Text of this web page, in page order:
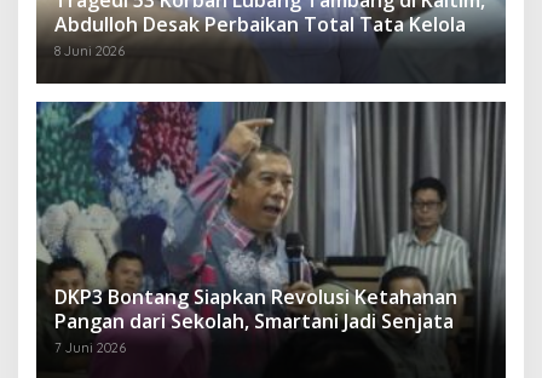
Abdulloh Desak Perbaikan Total Tata Kelola
8 Juni 2026
DKP3 Bontang Siapkan Revolusi Ketahanan
Pangan dari Sekolah, Smartani Jadi Senjata
7 Juni 2026